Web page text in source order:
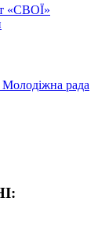
«СВОЇ»
Молодіжна рада